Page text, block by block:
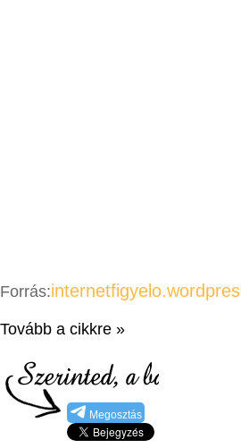
Forrás:
Tovább a cikkre »
Megosztás